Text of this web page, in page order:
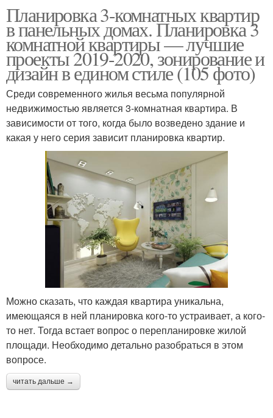
Планировка 3-комнатных квартир
в панельных домах. Планировка 3
комнатной квартиры — лучшие
проекты 2019-2020, зонирование и
дизайн в едином стиле (105 фото)
Среди современного жилья весьма популярной
недвижимостью является 3-комнатная квартира. В
зависимости от того, когда было возведено здание и
какая у него серия зависит планировка квартир.
Можно сказать, что каждая квартира уникальна,
имеющаяся в ней планировка кого-то устраивает, а кого-
то нет. Тогда встает вопрос о перепланировке жилой
площади. Необходимо детально разобраться в этом
вопросе.
читать дальше →